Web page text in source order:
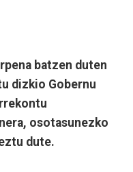
batzen duten
dizkio Gobernu
osotasunezko
dute.